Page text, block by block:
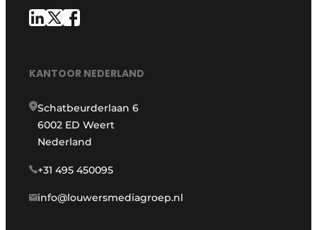
KANTOOR NEDERLAND
Schatbeurderlaan 6
6002 ED Weert
Nederland
+31 495 450095
info@louwersmediagroep.nl